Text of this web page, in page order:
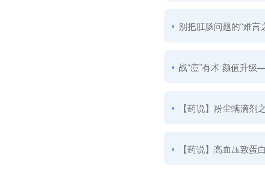
别把肛肠问题的“难言
战“痘”有术 颜值升
【药说】粉尘螨滴剂
【药说】高血压致蛋